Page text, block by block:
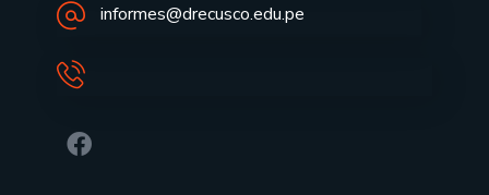
informes@drecusco.edu.pe